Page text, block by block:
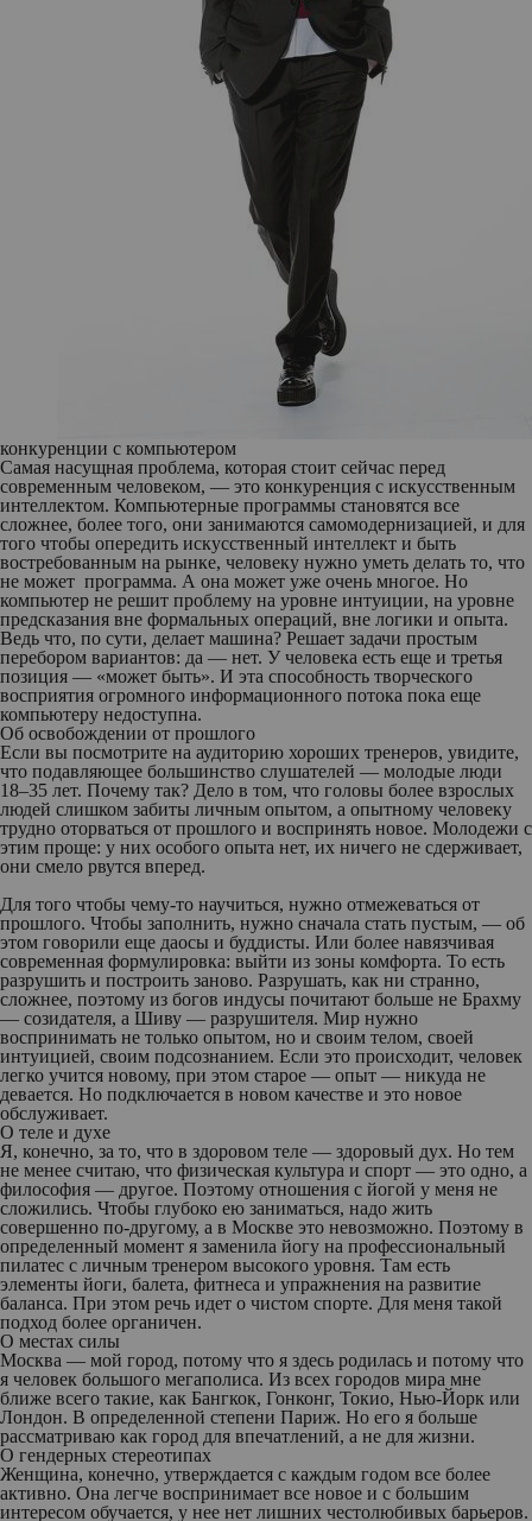
конкуренции с компьютером
Самая насущная проблема, которая стоит сейчас перед
современным человеком, — это конкуренция с искусственным
интеллектом. Компьютерные программы становятся все
сложнее, более того, они занимаются самомодернизацией, и для
того чтобы опередить искусственный интеллект и быть
востребованным на рынке, человеку нужно уметь делать то, что
не может программа. А она может уже очень многое. Но
компьютер не решит проблему на уровне интуиции, на уровне
предсказания вне формальных операций, вне логики и опыта.
Ведь что, по сути, делает машина? Решает задачи простым
перебором вариантов: да — нет. У человека есть еще и третья
позиция — «может быть». И эта способность творческого
восприятия огромного информационного потока пока еще
компьютеру недоступна.
Об освобождении от прошлого
Если вы посмотрите на аудиторию хороших тренеров, увидите,
что подавляющее большинство слушателей — молодые люди
18–35 лет. Почему так? Дело в том, что головы более взрослых
людей слишком забиты личным опытом, а опытному человеку
трудно оторваться от прошлого и воспринять новое. Молодежи с
этим проще: у них особого опыта нет, их ничего не сдерживает,
они смело рвутся вперед.
Для того чтобы чему-то научиться, нужно отмежеваться от
прошлого. Чтобы заполнить, нужно сначала стать пустым, — об
этом говорили еще даосы и буддисты. Или более навязчивая
современная формулировка: выйти из зоны комфорта. То есть
разрушить и построить заново. Разрушать, как ни странно,
сложнее, поэтому из богов индусы почитают больше не Брахму
— созидателя, а Шиву — разрушителя. Мир нужно
воспринимать не только опытом, но и своим телом, своей
интуицией, своим подсознанием. Если это происходит, человек
легко учится новому, при этом старое — опыт — никуда не
девается. Но подключается в новом качестве и это новое
обслуживает.
О теле и духе
Я, конечно, за то, что в здоровом теле — здоровый дух. Но тем
не менее считаю, что физическая культура и спорт — это одно, а
философия — другое. Поэтому отношения с йогой у меня не
сложились. Чтобы глубоко ею заниматься, надо жить
совершенно по-другому, а в Москве это невозможно. Поэтому в
определенный момент я заменила йогу на профессиональный
пилатес с личным тренером высокого уровня. Там есть
элементы йоги, балета, фитнеса и упражнения на развитие
баланса. При этом речь идет о чистом спорте. Для меня такой
подход более органичен.
О местах силы
Москва — мой город, потому что я здесь родилась и потому что
я человек большого мегаполиса. Из всех городов мира мне
ближе всего такие, как Бангкок, Гонконг, Токио, Нью-Йорк или
Лондон. В определенной степени Париж. Но его я больше
рассматриваю как город для впечатлений, а не для жизни.
О гендерных стереотипах
Женщина, конечно, утверждается с каждым годом все более
активно. Она легче воспринимает все новое и с большим
интересом обучается, у нее нет лишних честолюбивых барьеров.